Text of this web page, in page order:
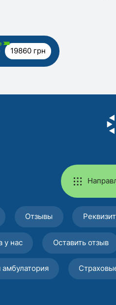
19860 грн
Отзывы
у нас Оставить отзыв